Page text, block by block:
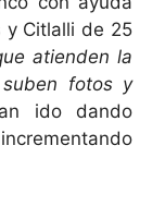
y Citlalli de 25
atienden la
fotos y
ido dando